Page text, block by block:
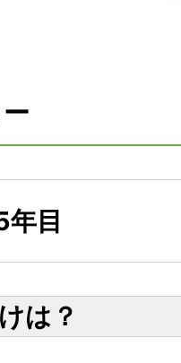
目
は？